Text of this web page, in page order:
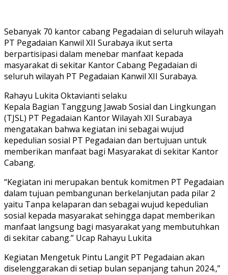
Sebanyak 70 kantor cabang Pegadaian di seluruh wilayah
PT Pegadaian Kanwil XII Surabaya ikut serta
berpartisipasi dalam menebar manfaat kepada
masyarakat di sekitar Kantor Cabang Pegadaian di
seluruh wilayah PT Pegadaian Kanwil XII Surabaya.
Rahayu Lukita Oktavianti selaku
Kepala Bagian Tanggung Jawab Sosial dan Lingkungan
(TJSL) PT Pegadaian Kantor Wilayah XII Surabaya
mengatakan bahwa kegiatan ini sebagai wujud
kepedulian sosial PT Pegadaian dan bertujuan untuk
memberikan manfaat bagi Masyarakat di sekitar Kantor
Cabang.
“Kegiatan ini merupakan bentuk komitmen PT Pegadaian
dalam tujuan pembangunan berkelanjutan pada pilar 2
yaitu Tanpa kelaparan dan sebagai wujud kepedulian
sosial kepada masyarakat sehingga dapat memberikan
manfaat langsung bagi masyarakat yang membutuhkan
di sekitar cabang.” Ucap Rahayu Lukita
Kegiatan Mengetuk Pintu Langit PT Pegadaian akan
diselenggarakan di setiap bulan sepanjang tahun 2024.,”